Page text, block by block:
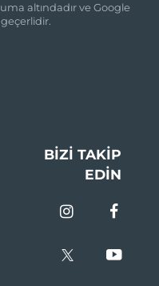
altındadır ve Google
geçerlidir.
BIZI TAKIP
EDIN